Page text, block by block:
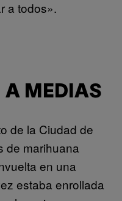
a todos».
A MEDIAS
de la Ciudad de
de marihuana
en una
estaba enrollada